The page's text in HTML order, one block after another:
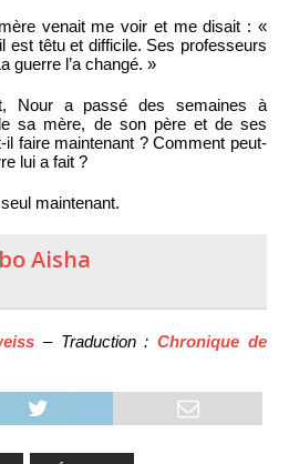
venait me voir et me disait : «
est têtu et difficile. Ses professeurs
guerre l’a changé. »
Nour a passé des semaines à
sa mère, de son père et de ses
faire maintenant ? Comment peut-
lui a fait ?
maintenant.
Aisha
– Traduction :Chronique de